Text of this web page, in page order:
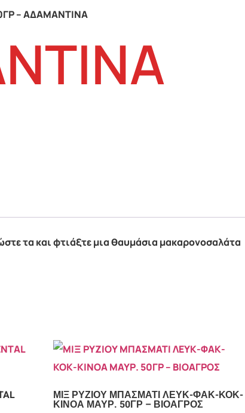
– ΑΔΑΜΑΝΤΙΝΑ
τα και φτιάξτε μια θαυμάσια μακαρονοσαλάτα
ΜΙΞ ΡΥΖΙΟΥ ΜΠΑΣΜΑΤΙ ΛΕΥΚ-ΦΑΚ-ΚΟΚ-
ΚΙΝΟΑ ΜΑΥΡ. 50ΓΡ – ΒΙΟΑΓΡΟΣ